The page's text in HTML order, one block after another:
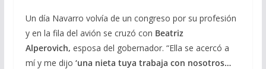
Un día Navarro volvía de un congreso por su profesión
y en la fila del avión se cruzó con Beatriz
Alperovich, esposa del gobernador. “Ella se acercó a
mí y me dijo ‘una nieta tuya trabaja con nosotros…